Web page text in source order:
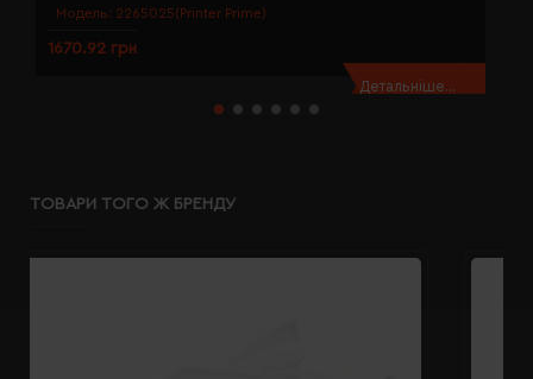
Модель: 2265025(Printer Prime)
1670.92 грн
Детальніше...
ТОВАРИ ТОГО Ж БРЕНДУ